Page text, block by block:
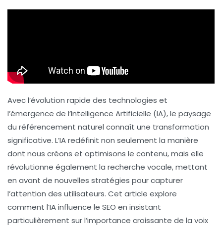
Avec l’évolution rapide des technologies et
l’émergence de l’Intelligence Artificielle (IA), le paysage
du référencement naturel connaît une transformation
significative. L’IA redéfinit non seulement la manière
dont nous créons et optimisons le contenu, mais elle
révolutionne également la recherche vocale, mettant
en avant de nouvelles stratégies pour capturer
l’attention des utilisateurs. Cet article explore
comment l’IA influence le SEO en insistant
particulièrement sur l’importance croissante de la voix